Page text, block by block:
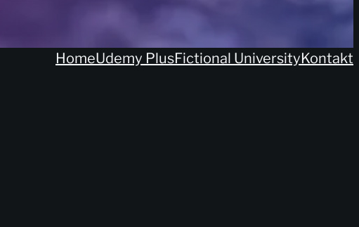
HomeUdemy PlusFictional UniversityKontakt